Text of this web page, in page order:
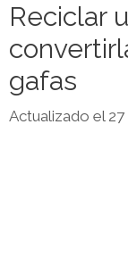
Reciclar
gafas